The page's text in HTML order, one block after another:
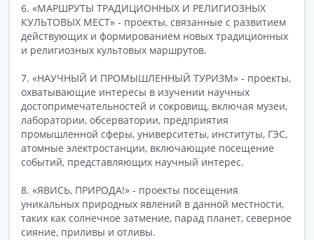
6. «МАРШРУТЫ ТРАДИЦИОННЫХ И РЕЛИГИОЗНЫХ
КУЛЬТОВЫХ МЕСТ» - проекты, связанные с развитием
действующих и формированием новых традиционных
и религиозных культовых маршрутов.
7. «НАУЧНЫЙ И ПРОМЫШЛЕННЫЙ ТУРИЗМ» - проекты,
охватывающие интересы в изучении научных
достопримечательностей и сокровищ, включая музеи,
лаборатории, обсерватории, предприятия
промышленной сферы, университеты, институты, ГЭС,
атомные электростанции, включающие посещение
событий, представляющих научный интерес.
8. «ЯВИСЬ, ПРИРОДА!» - проекты посещения
уникальных природных явлений в данной местности,
таких как солнечное затмение, парад планет, северное
сияние, приливы и отливы.